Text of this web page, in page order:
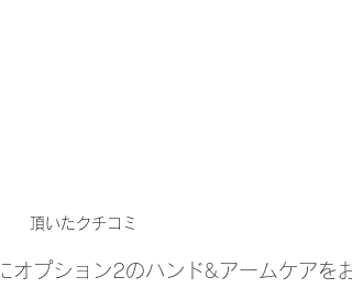
頂いたクチコミ
オプション2のハンド&アームケアを